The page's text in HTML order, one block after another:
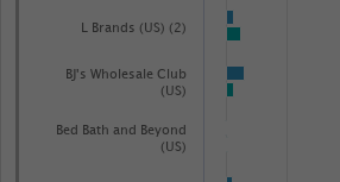
BJ's Wholesale Club
(US)
L Brands (US) (2)
Bed Bath and Beyond
(US)